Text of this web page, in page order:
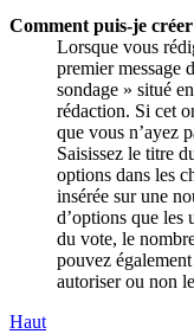
Comment puis-je
Lorsque vous
premier message
sondage » situé
rédaction. Si cet
que vous n’ayez
Saisissez le titre
options dans les
insérée sur une
d’options que les
du vote, le
pouvez
autoriser ou non
Haut